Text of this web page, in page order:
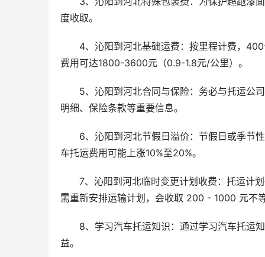
度收取。
4、沁阳到河北基础运费：按里程计费，
费用可达1800-3600元（0.9-1.8元/公里）。
5、沁阳到河北合同与保险：务必与托运公
明细、保险条款等重要信息。
6、沁阳到河北节假日溢价：节假日或季节
车托运费用可能上涨10%至20%。
7、沁阳到河北临时变更计划收费：托运计
需重新安排运输计划，会收取 200 - 1000 元不
8、学习汽车托运知识：通过学习汽车托运
益。